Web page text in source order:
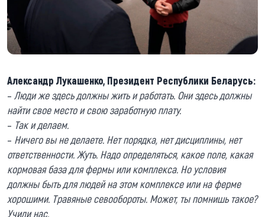
Александр Лукашенко, Президент Республики Беларусь:
– Люди же здесь должны жить и работать. Они здесь должны
найти свое место и свою заработную плату.
– Так и делаем.
– Ничего вы не делаете. Нет порядка, нет дисциплины, нет
ответственности. Жуть. Надо определяться, какое поле, какая
кормовая база для фермы или комплекса. Но условия
должны быть для людей на этом комплексе или на ферме
хорошими. Травяные севообороты. Может, ты помнишь такое?
Учили нас.